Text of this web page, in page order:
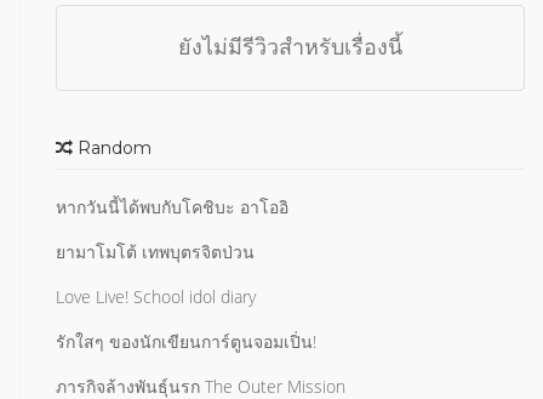
ยังไม่มีรีวิวสำหรับเรื่องนี้
Random
หากวันนี้ได้พบกับโคชิบะ อาโออิ
ยามาโมโต้ เทพบุตรจิตป่วน
Love Live! School idol diary
รักใสๆ ของนักเขียนการ์ตูนจอมเปิ่น!
ภารกิจล้างพันธุ์นรก The Outer Mission